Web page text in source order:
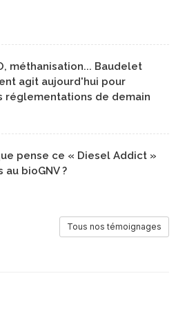
méthanisation... Baudelet
agit aujourd'hui pour
réglementations de demain
pense ce « Diesel Addict »
au bioGNV ?
Tous nos témoignages